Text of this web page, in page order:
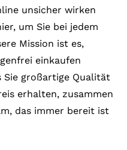
unsicher wirken
um Sie bei jedem
Mission ist es,
einkaufen
Sie großartige Qualität
erhalten, zusammen
das immer bereit ist